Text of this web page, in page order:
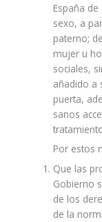
España
sexo, a
paterno;
mujer u
sociales,
añadido a
puerta,
sanos
Por estos
Que las
Gobierno
de los
de la